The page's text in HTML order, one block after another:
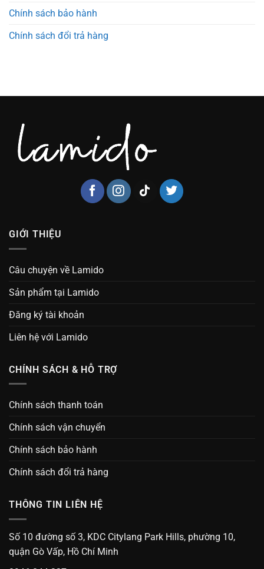
Chính sách bảo hành
Chính sách đổi trả hàng
GIỚI THIỆU
Câu chuyện về Lamido
Sản phẩm tại Lamido
Đăng ký tài khoản
Liên hệ với Lamido
CHÍNH SÁCH & HỖ TRỢ
Chính sách thanh toán
Chính sách vận chuyển
Chính sách bảo hành
Chính sách đổi trả hàng
THÔNG TIN LIÊN HỆ
Số 10 đường số 3, KDC Citylang Park Hills, phường 10,
quận Gò Vấp, Hồ Chí Minh